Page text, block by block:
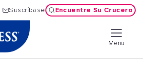
Suscríbase Encuentre Su Crucero
Menu